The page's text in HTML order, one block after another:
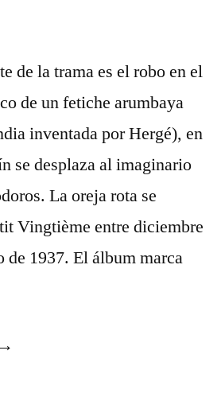
de la trama es el robo en el
de un fetiche arumbaya
inventada por Hergé), en
se desplaza al imaginario
La oreja rota se
Vingtième entre diciembre
de 1937. El álbum marca